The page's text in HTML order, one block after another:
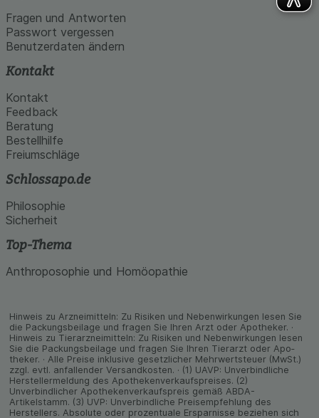
Fragen und Antworten
Passwort vergessen
Benutzerdaten ändern
Kontakt
Kontakt
Feedback
Beratung
Bestellhilfe
Freiumschläge
Schlossapo.de
Philosophie
Sicherheit
Top-Thema
Anthroposophie und Homöopathie
Hinweis zu Arzneimitteln: Zu Risiken und Neben­wirkungen lesen Sie
die Packungs­beilage und fragen Sie Ihren Arzt oder Apo­theker. ·
Hinweis zu Tier­arz­nei­mitteln: Zu Risiken und Neben­wirkungen lesen
Sie die Packungs­beilage und fragen Sie Ihren Tier­arzt oder Apo­
theker. · Alle Preise inklusive gesetz­licher Mehrwertsteuer (MwSt.)
zzgl. evtl. anfallender Versand­kosten. · (1) UAVP: Unverbindliche
Herstellermeldung des Apothekenverkaufspreises. (2)
Unverbindlicher Apothekenverkaufspreis gemäß ABDA-
Artikelstamm. (3) UVP: Unverbindliche Preisempfehlung des
Herstellers. Absolute oder prozentuale Ersparnisse beziehen sich